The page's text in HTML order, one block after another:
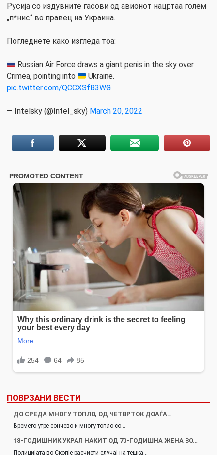
Русија со издувните гасови од авионот нацртаа голем
„п*нис“ во правец на Украина.
Погледнете како изгледа тоа:
Russian Air Force draws a giant penis in the sky over
Crimea, pointing into
Ukraine.
pic.twitter.com/QCCXSfB3WG
— Intelsky (@Intel_sky) March 20, 2022
ПОВРЗАНИ ВЕСТИ
ДО СРЕДА МНОГУ ТОПЛО, ОД ЧЕТВРТОК ДОАЃА…
Времето утре сончево и многу топло со…
18-ГОДИШНИК УКРАЛ НАКИТ ОД 70-ГОДИШНА ЖЕНА ВО…
Полицијата во Скопје расчисти случај на тешка…